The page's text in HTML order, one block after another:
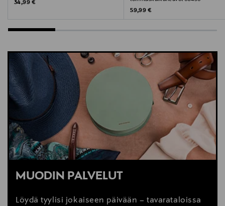
Original Price
34,99 €
Original Price
59,99 €
MUODIN PALVELUT
Löydä tyylisi jokaiseen päivään – tavarataloissa